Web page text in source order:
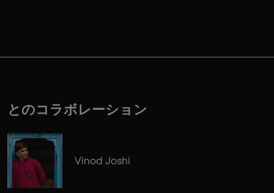
とのコラボレーション
Vinod Joshi